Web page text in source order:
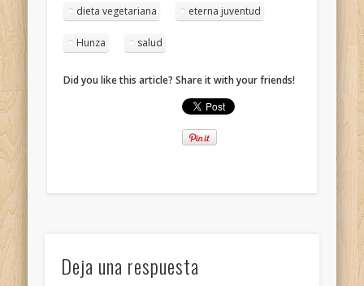
dieta vegetariana eterna juventud
Hunza salud
Did you like this article? Share it with your friends!
Deja una respuesta